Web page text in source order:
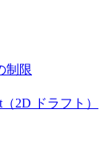
制限
2D ドラフト）